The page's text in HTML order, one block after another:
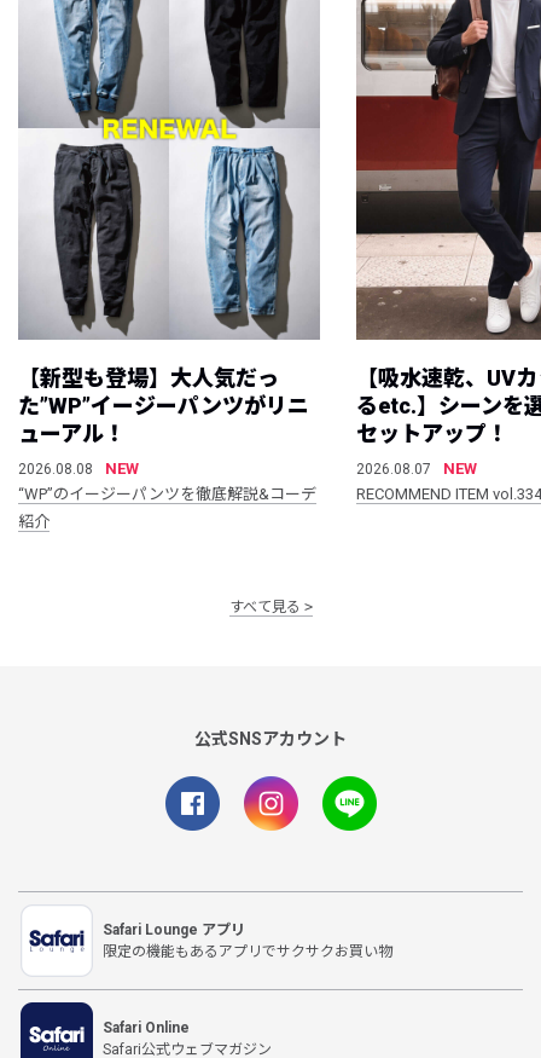
【新型も登場】大人気だっ
た”WP”イージーパンツがリニ
ューアル！
2026.08.08
NEW
“WP”のイージーパンツを徹底解説&コーデ
紹介
【吸水速乾、UV
るetc.】シーンを
セットアップ！
2026.08.07
NEW
RECOMMEND ITEM vol.334
すべて見る
公式SNSアカウント
Safari Lounge アプリ
限定の機能もあるアプリでサクサクお買い物
Safari Online
Safari公式ウェブマガジン